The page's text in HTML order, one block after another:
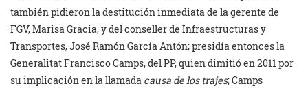
también pidieron la destitución inmediata de la gerente de
FGV, Marisa Gracia, y del conseller de Infraestructuras y
Transportes, José Ramón García Antón; presidía entonces la
Generalitat Francisco Camps, del PP, quien dimitió en 2011 por
su implicación en la llamada causa de los trajes; Camps